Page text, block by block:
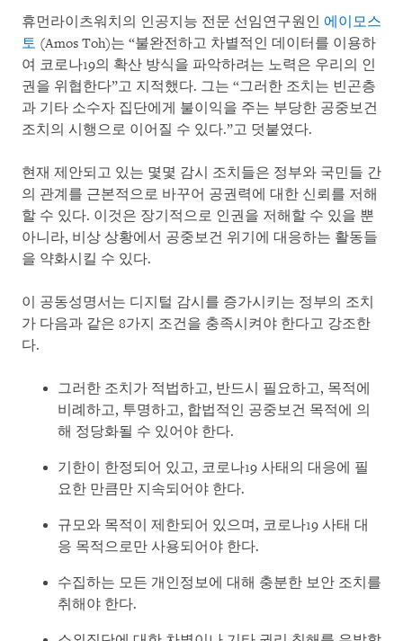
휴먼라이츠워치의 인공지능 전문 선임연구원인 에이모스
토 (Amos Toh)는 “불완전하고 차별적인 데이터를 이용하
여 코로나19의 확산 방식을 파악하려는 노력은 우리의 인
권을 위협한다”고 지적했다. 그는 “그러한 조치는 빈곤층
과 기타 소수자 집단에게 불이익을 주는 부당한 공중보건
조치의 시행으로 이어질 수 있다.”고 덧붙였다.
현재 제안되고 있는 몇몇 감시 조치들은 정부와 국민들 간
의 관계를 근본적으로 바꾸어 공권력에 대한 신뢰를 저해
할 수 있다. 이것은 장기적으로 인권을 저해할 수 있을 뿐
아니라, 비상 상황에서 공중보건 위기에 대응하는 활동들
을 약화시킬 수 있다.
이 공동성명서는 디지털 감시를 증가시키는 정부의 조치
가 다음과 같은 8가지 조건을 충족시켜야 한다고 강조한
다.
그러한 조치가 적법하고, 반드시 필요하고, 목적에
비례하고, 투명하고, 합법적인 공중보건 목적에 의
해 정당화될 수 있어야 한다.
기한이 한정되어 있고, 코로나19 사태의 대응에 필
요한 만큼만 지속되어야 한다.
규모와 목적이 제한되어 있으며, 코로나19 사태 대
응 목적으로만 사용되어야 한다.
수집하는 모든 개인정보에 대해 충분한 보안 조치를
취해야 한다.